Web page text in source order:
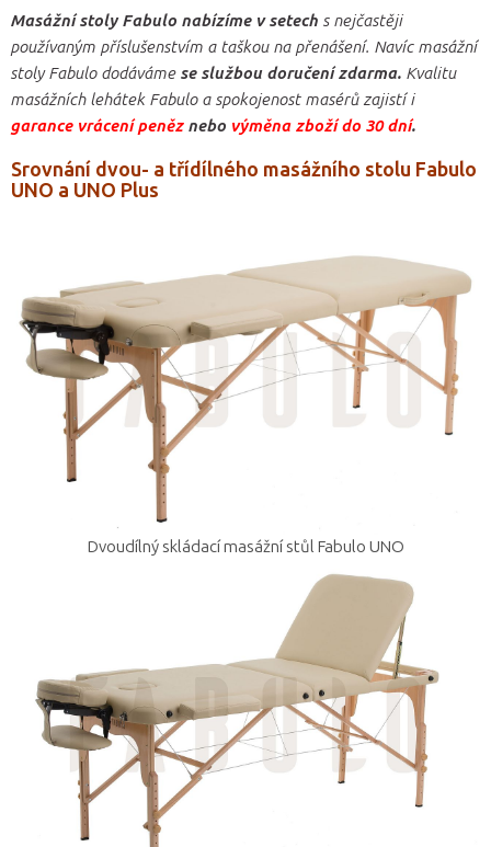
Masážní stoly Fabulo nabízíme v setech s nejčastěji
používaným příslušenstvím a taškou na přenášení. Navíc masážní
stoly Fabulo dodáváme se službou doručení zdarma. Kvalitu
masážních lehátek Fabulo a spokojenost masérů zajistí i
garance vrácení peněz nebo výměna zboží do 30 dní.
Srovnání dvou- a třídílného masážního stolu Fabulo
UNO a UNO Plus
Dvoudílný skládací masážní stůl Fabulo UNO